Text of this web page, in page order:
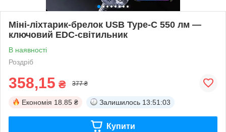
Міні-ліхтарик-брелок USB Type-C 550 лм —
ключовий EDC-світильник
В наявності
Роздріб
358,15 ₴ 377 ₴
Економія 18.85 ₴ Залишилось 13:51:02
Купити